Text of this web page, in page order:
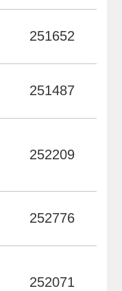
251652
251487
252209
252776
252071